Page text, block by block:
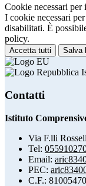
Cookie necessari
I cookie necessari
disabilitati. È
policy.
Accetta tutti Salva
Contatti
Istituto
Via F.lli
Tel:
Email:
PEC:
C.F.: